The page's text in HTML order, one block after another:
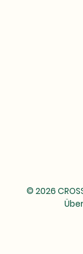
© 2026